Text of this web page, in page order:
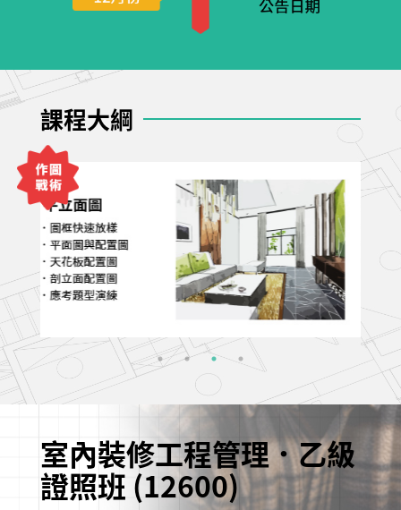
課程大綱
室內裝修工程管理．乙級
證照班 (12600)